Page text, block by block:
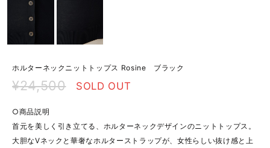
ホルターネックニットトップス Rosine ブラック
¥24,500 SOLD OUT
○商品説明
首元を美しく引き立てる、ホルターネックデザインのニットトップス。
大胆なVネックと華奢なホルターストラップが、女性らしい抜け感と上